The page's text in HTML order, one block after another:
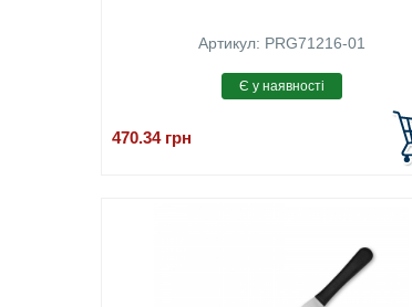
Артикул: PRG71216-01
470.34 грн